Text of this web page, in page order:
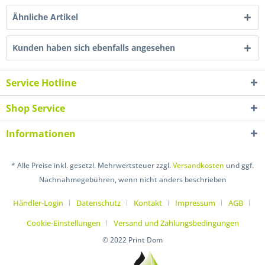
Ähnliche Artikel
Kunden haben sich ebenfalls angesehen
Service Hotline
Shop Service
Informationen
* Alle Preise inkl. gesetzl. Mehrwertsteuer zzgl.Versandkosten und ggf.
Nachnahmegebühren, wenn nicht anders beschrieben
Händler-Login Datenschutz Kontakt Impressum
AGB
Cookie-Einstellungen
Versand und Zahlungsbedingungen
© 2022 Print Dom